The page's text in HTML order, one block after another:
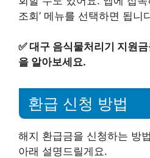
조회’ 메뉴를 선택하면 됩니
✅대구 음식물처리기 지원
을 알아보세요.
환급 신청 방법
해지 환급금을 신청하는 방
아래 설명드릴게요.